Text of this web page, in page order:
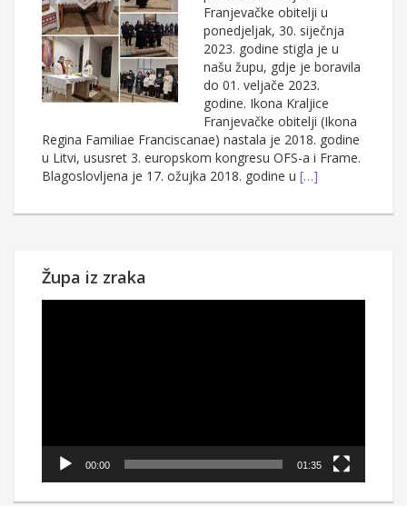
Franjevačke obitelji u
ponedjeljak, 30. siječnja
2023. godine stigla je u
našu župu, gdje je boravila
do 01. veljače 2023.
godine. Ikona Kraljice
Franjevačke obitelji (Ikona
Regina Familiae Franciscanae) nastala je 2018. godine
u Litvi, ususret 3. europskom kongresu OFS-a i Frame.
Blagoslovljena je 17. ožujka 2018. godine u […]
Župa iz zraka
00:00 01:35